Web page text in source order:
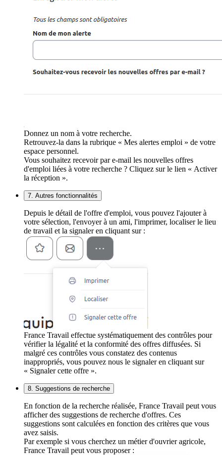
Donnez un nom à votre recherche.
Retrouvez-la dans la rubrique « Mes alertes emploi » de votre
espace personnel.
Vous souhaitez recevoir par e-mail les nouvelles offres
d'emploi liées à votre recherche ? Cliquez sur le lien « Activer
la réception ».
7. Autres fonctionnalités
Depuis le détail de l'offre d'emploi, vous pouvez l'ajouter à
votre sélection, l'envoyer à un ami, l'imprimer, localiser le lieu
de travail et la signaler en cliquant sur :
France Travail effectue systématiquement des contrôles pour
vérifier la légalité et la conformité des offres diffusées. Si
malgré ces contrôles vous constatez des contenus
inappropriés, vous pouvez nous le signaler en cliquant sur
« Signaler cette offre ».
8. Suggestions de recherche
En fonction de la recherche réalisée, France Travail peut vous
afficher des suggestions de recherche d'offres. Ces
suggestions sont calculées en fonction des critères que vous
avez saisis.
Par exemple si vous cherchez un métier d'ouvrier agricole,
France Travail peut vous proposer :